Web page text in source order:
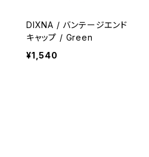
DIXNA / バンテージエンド
キャップ / Green
¥1,540